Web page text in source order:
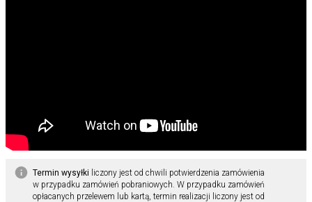
Termin wysyłki liczony jest od chwili potwierdzenia zamówienia
w przypadku zamówień pobraniowych. W przypadku zamówień
opłacanych przelewem lub kartą, termin realizacji liczony jest od